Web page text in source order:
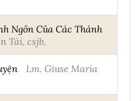
Ngôn Của Các Thánh
Tài, csjb.
Lm. Giuse Maria